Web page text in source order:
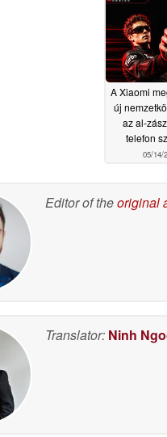
A Xiaomi
új
az al-
telefon
05/14/
Editor of theoriginal
Translator: Ninh